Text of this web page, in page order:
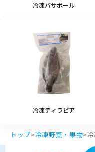
冷凍バサボール
冷凍ティラピア
トップ>冷凍野菜・果物>